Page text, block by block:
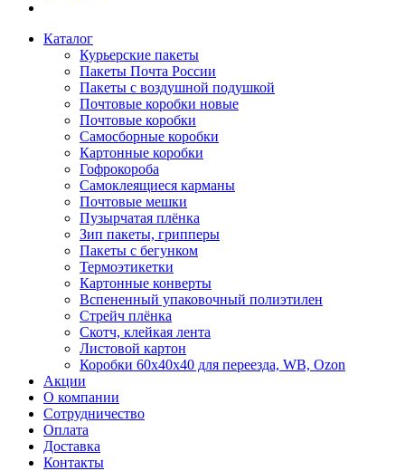
Каталог
Курьерские пакеты
Пакеты Почта России
Пакеты с воздушной подушкой
Почтовые коробки новые
Почтовые коробки
Самосборные коробки
Картонные коробки
Гофрокороба
Самоклеящиеся карманы
Почтовые мешки
Пузырчатая плёнка
Зип пакеты, грипперы
Пакеты с бегунком
Термоэтикетки
Картонные конверты
Вспененный упаковочный полиэтилен
Стрейч плёнка
Скотч, клейкая лента
Листовой картон
Коробки 60х40х40 для переезда, WB, Ozon
Акции
О компании
Сотрудничество
Оплата
Доставка
Контакты